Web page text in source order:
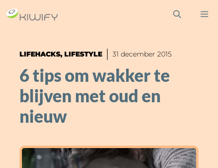
Ga
naar
inhoudLIFEHACKS, LIFESTYLE 31 december 2015
6 tips om wakker te
blijven met oud en
nieuw